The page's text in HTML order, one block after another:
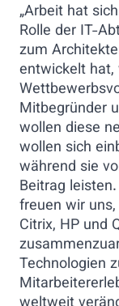
„Arbeit hat
Rolle der IT-
zum
entwickelt
Mitbegründer
wollen diese
wollen sich
während sie
Beitrag
freuen wir
Citrix, HP und
Technologien